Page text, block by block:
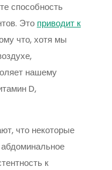
способность
Это приводит к
что, хотя мы
нашему
D,
что некоторые
абдоминальное
к